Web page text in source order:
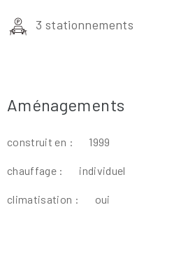
3 stationnements
Aménagements
construit en : 1999
chauffage : individuel
climatisation : oui